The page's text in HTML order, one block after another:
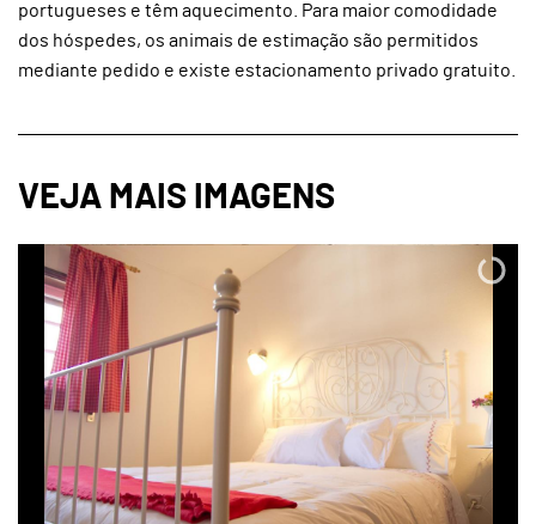
portugueses e têm aquecimento. Para maior comodidade
dos hóspedes, os animais de estimação são permitidos
mediante pedido e existe estacionamento privado gratuito.